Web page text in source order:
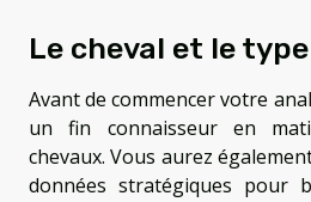
Le cheval et le
Avant de commencer votre
un fin connaisseur en
chevaux. Vous aurez
données stratégiques pour